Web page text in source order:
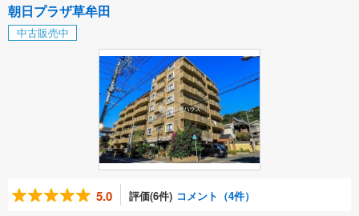
朝日プラザ草牟田
中古販売中
5.0 評価(6件) コメント（4件）